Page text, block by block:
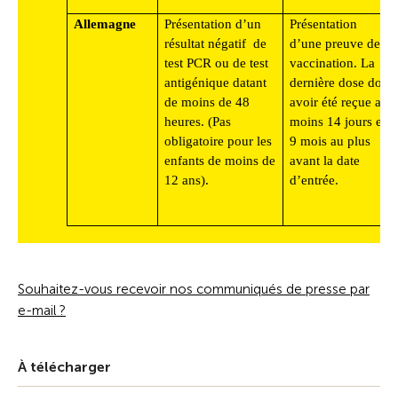
Allemagne
Présentation d’un
résultat négatif de
test PCR ou de test
antigénique datant
de moins de 48
heures. (Pas
obligatoire pour les
enfants de moins de
12 ans).
Présentation
d’une preuve de
vaccination. La
dernière dose doit
avoir été reçue au
moins 14 jours et
9 mois au plus
avant la date
d’entrée.
Souhaitez-vous recevoir nos communiqués de presse par
e-mail ?
À télécharger